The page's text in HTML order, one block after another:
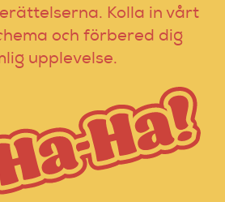
Kolla in vårt
och förbered dig
upplevelse.